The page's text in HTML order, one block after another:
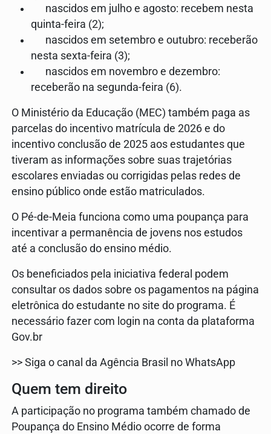
nascidos em julho e agosto: recebem nesta
quinta-feira (2);
nascidos em setembro e outubro: receberão
nesta sexta-feira (3);
nascidos em novembro e dezembro:
receberão na segunda-feira (6).
O Ministério da Educação (MEC) também paga as
parcelas do incentivo matrícula de 2026 e do
incentivo conclusão de 2025 aos estudantes que
tiveram as informações sobre suas trajetórias
escolares enviadas ou corrigidas pelas redes de
ensino público onde estão matriculados.
O Pé-de-Meia funciona como uma poupança para
incentivar a permanência de jovens nos estudos
até a conclusão do ensino médio.
Os beneficiados pela iniciativa federal podem
consultar os dados sobre os pagamentos na página
eletrônica do estudante no site do programa. É
necessário fazer com login na conta da plataforma
Gov.br
>> Siga o canal da Agência Brasil no WhatsApp
Quem tem direito
A participação no programa também chamado de
Poupança do Ensino Médio ocorre de forma